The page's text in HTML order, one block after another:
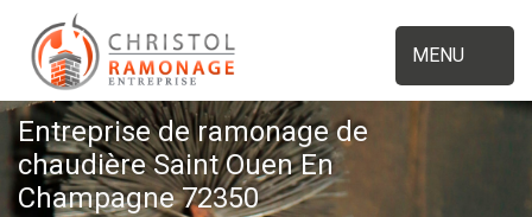
MENU
Entreprise de ramonage de
chaudière Saint Ouen En
Champagne 72350